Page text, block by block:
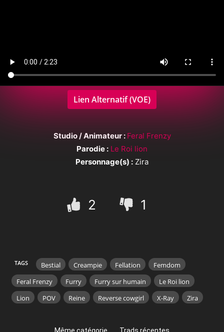
Lien Alternatif (VOE)
Studio / Animateur : Feral Frenzy
Parodie : Le Roi lion
Personnage(s) : Zira
2 1
TAGS Bestial Creampie Fellation
Femdom
Feral Frenzy
Furry Furry sur humain
Le Roi lion
Lion
POV Reine Reverse cowgirl X-Ray Zira
Même catégorie Trads récentes